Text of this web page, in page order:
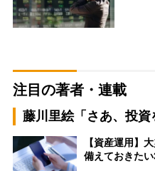
注目の著者・連載
藤川里絵「さあ、投資
【資産運用】
備えておきた